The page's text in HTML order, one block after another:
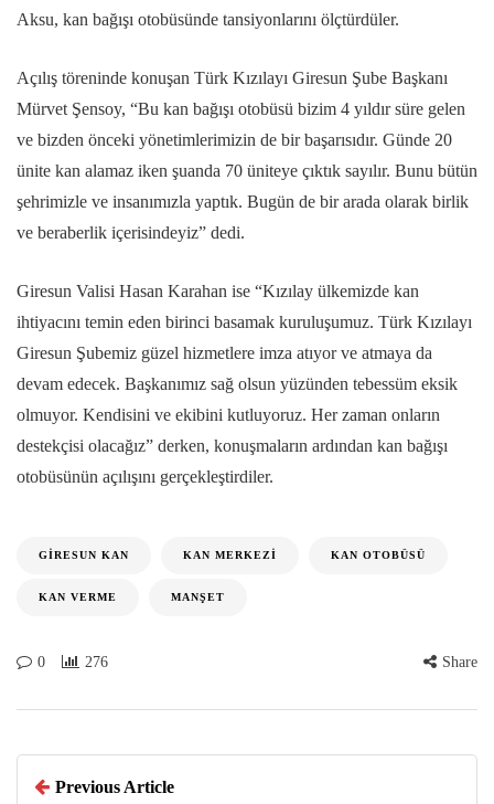
Aksu, kan bağışı otobüsünde tansiyonlarını ölçtürdüler.
Açılış töreninde konuşan Türk Kızılayı Giresun Şube Başkanı
Mürvet Şensoy, “Bu kan bağışı otobüsü bizim 4 yıldır süre gelen
ve bizden önceki yönetimlerimizin de bir başarısıdır. Günde 20
ünite kan alamaz iken şuanda 70 üniteye çıktık sayılır. Bunu bütün
şehrimizle ve insanımızla yaptık. Bugün de bir arada olarak birlik
ve beraberlik içerisindeyiz” dedi.
Giresun Valisi Hasan Karahan ise “Kızılay ülkemizde kan
ihtiyacını temin eden birinci basamak kuruluşumuz. Türk Kızılayı
Giresun Şubemiz güzel hizmetlere imza atıyor ve atmaya da
devam edecek. Başkanımız sağ olsun yüzünden tebessüm eksik
olmuyor. Kendisini ve ekibini kutluyoruz. Her zaman onların
destekçisi olacağız” derken, konuşmaların ardından kan bağışı
otobüsünün açılışını gerçekleştirdiler.
GIRESUN KAN KAN MERKEZI KAN OTOBÜSÜ
KAN VERME MANŞET
0 276 Share
Previous Article